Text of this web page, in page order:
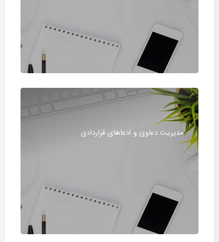
مدیریت دعاوی و ادعاهای قراردادی